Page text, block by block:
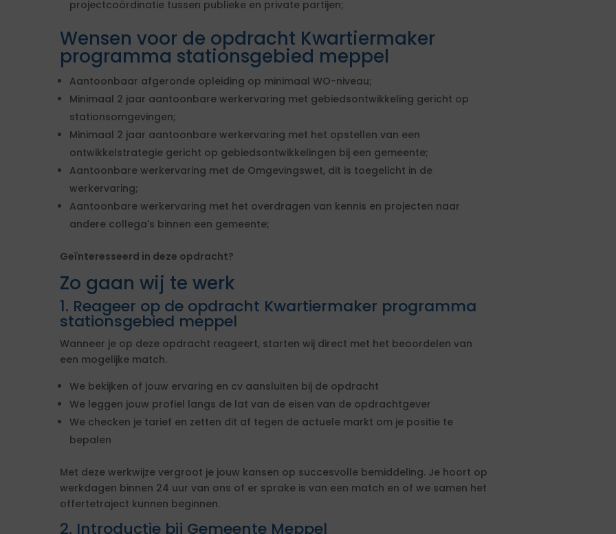
projectcoördinatie tussen publieke en private partijen;
Wensen voor de opdracht Kwartiermaker
programma stationsgebied meppel
Aantoonbaar afgeronde opleiding op minimaal WO-niveau;
Minimaal 2 jaar aantoonbare werkervaring met gebiedsontwikkeling gericht op
stationsomgevingen;
Minimaal 2 jaar aantoonbare werkervaring met het opstellen van een
ontwikkelstrategie gericht op gebiedsontwikkelingen bij een gemeente;
Aantoonbare werkervaring met de Omgevingswet, dit is toegelicht in de
werkervaring;
Aantoonbare werkervaring met het overdragen van kennis en projecten naar
andere collega's binnen een gemeente;
Geïnteresseerd in deze opdracht?
Zo gaan wij te werk
1. Reageer op de opdracht Kwartiermaker programma
stationsgebied meppel
Wanneer je op deze opdracht reageert, starten wij direct met het beoordelen van
een mogelijke match.
We bekijken of jouw ervaring en cv aansluiten bij de opdracht
We leggen jouw profiel langs de lat van de eisen van de opdrachtgever
We checken je tarief en zetten dit af tegen de actuele markt om je positie te
bepalen
Met deze werkwijze vergroot je jouw kansen op succesvolle bemiddeling. Je hoort op
werkdagen binnen 24 uur van ons of er sprake is van een match en of we samen het
offertetraject kunnen beginnen.
2. Introductie bij Gemeente Meppel